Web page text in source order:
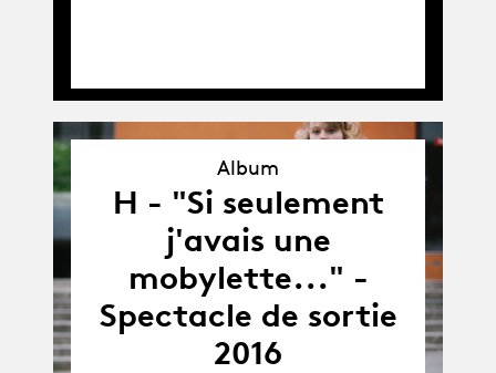
Album
Album
H - "Si seulement
j'avais une
mobylette..." -
Spectacle de sortie
2016